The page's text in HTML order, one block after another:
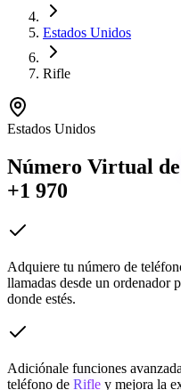
Estados Unidos
Rifle
Estados Unidos
Número Virtual de
+1 970
Adquiere tu número de
llamadas desde un ordenador
donde estés.
Adiciónale funciones
teléfono de Rifle y mejora la